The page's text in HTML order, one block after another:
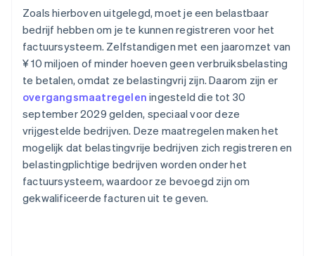
Zoals hierboven uitgelegd, moet je een belastbaar
bedrijf hebben om je te kunnen registreren voor het
factuursysteem. Zelfstandigen met een jaaromzet van
¥ 10 miljoen of minder hoeven geen verbruiksbelasting
te betalen, omdat ze belastingvrij zijn. Daarom zijn er
overgangsmaatregelen ingesteld die tot 30
september 2029 gelden, speciaal voor deze
vrijgestelde bedrijven. Deze maatregelen maken het
mogelijk dat belastingvrije bedrijven zich registreren en
belastingplichtige bedrijven worden onder het
factuursysteem, waardoor ze bevoegd zijn om
gekwalificeerde facturen uit te geven.